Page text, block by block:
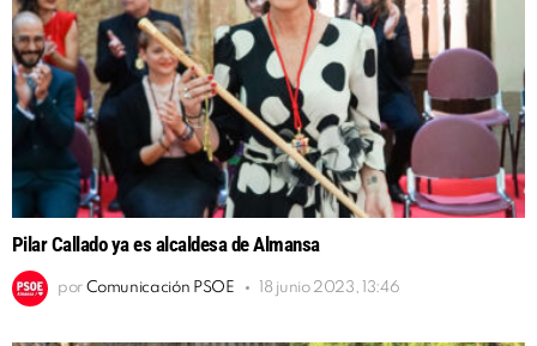
Pilar Callado ya es alcaldesa de Almansa
por Comunicación PSOE 18 junio 2023, 13:46